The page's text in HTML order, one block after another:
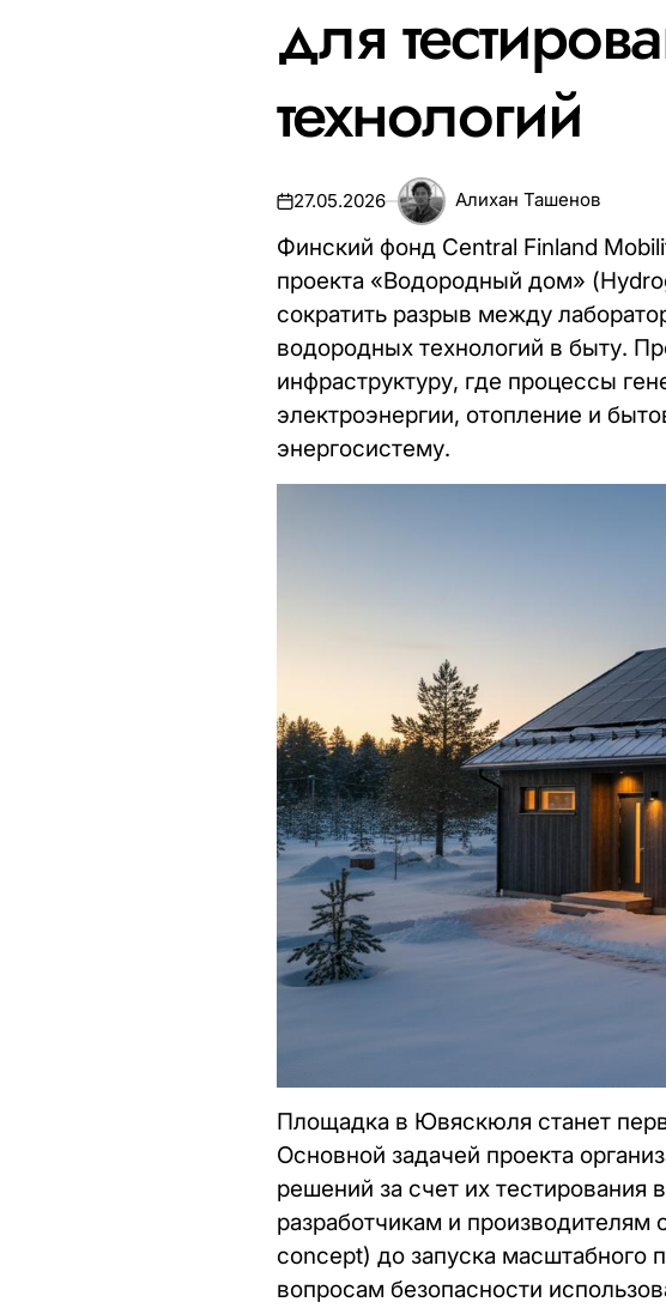
для
технологий
27.05.2026 Алихан Ташенов
Финский фонд Central Finland
проекта «Водородный дом»
сократить разрыв между
водородных технологий в быту.
инфраструктуру, где процессы
электроэнергии, отопление и
энергосистему.
Площадка в Ювяскюля станет
Основной задачей проекта
решений за счет их тестирования
разработчикам и
concept) до запуска масштабного
вопросам безопасности